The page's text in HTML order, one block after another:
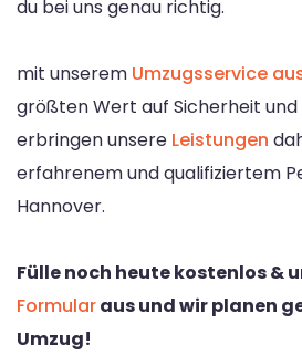
du bei uns genau richtig.
mit unserem Umzugsservice
größten Wert auf Sicherheit
erbringen unsere Leistungen
erfahrenem und qualifiziertem
Hannover.
Fülle noch heute kostenlos &
Formularaus und wir planen
Umzug!